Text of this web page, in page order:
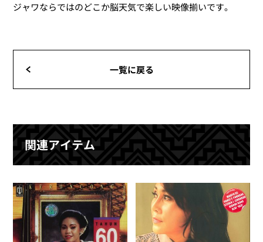
ジャワならではのどこか脳天気で楽しい映像揃いです。
一覧に戻る
関連アイテム